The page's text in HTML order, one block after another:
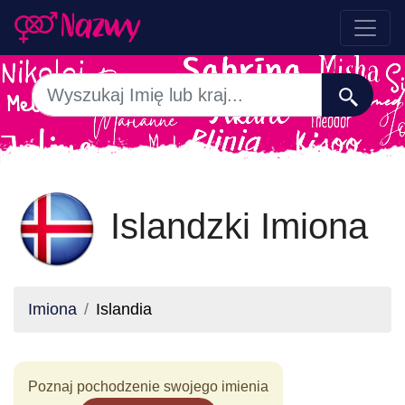
Islandzki Imiona
Imiona Islandia
Poznaj pochodzenie swojego imienia